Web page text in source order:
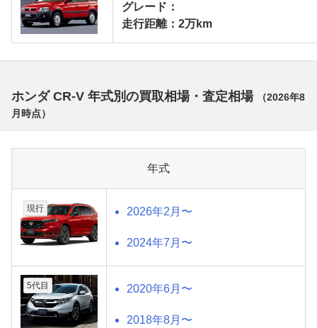
グレード：
走行距離：2万km
ホンダ CR-V 年式別の買取相場・査定相場 （2026年8
月 時点）
年式
現行 2026年2月〜
2024年7月〜
5代目 2020年6月〜
2018年8月〜